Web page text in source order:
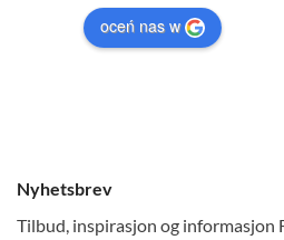
oceń nas w
Nyhetsbrev
Tilbud, inspirasjon og informasjon